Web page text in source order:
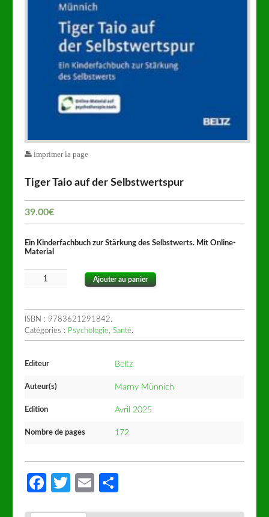
imprimer la page
Tiger Taio auf der Selbstwertspur
39.00€
Ein Kinderfachbuch zur Stärkung des Selbstwerts. Mit Online-
Material
Ajouter au panier
ISBN : 9783621291842.
Catégories : Psychologie,Santé.
Editeur Beltz
Auteur(s) Marny Münnich
Edition Avril 2025
Nombre de pages 172
Facebook
Twitter
Email